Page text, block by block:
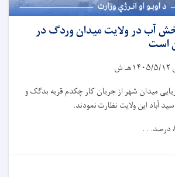
آب در ولایت میدان وردگ در
است
۱۴۰۵/۵/۱۲هـ ش
میدان شهر از جریان کار چکدم قریه بدگک و
آباد این ولایت نظارت نمودند.
درصد. . .